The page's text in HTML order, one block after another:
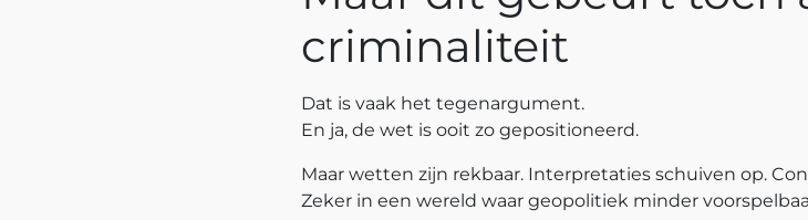
criminaliteit
Dat is vaak het tegenargument.
En ja, de wet is ooit zo gepositioneerd.
Maar wetten zijn rekbaar. Interpretaties schuiven op.
Zeker in een wereld waar geopolitiek minder